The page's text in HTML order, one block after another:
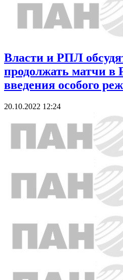
Власти и РПЛ
продолжать матчи в
введения особого
20.10.2022 12:24